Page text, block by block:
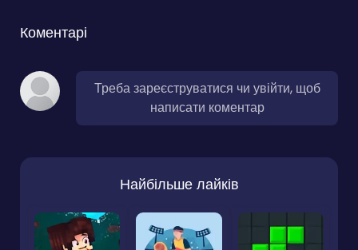
Коментарі
Треба зареєструватися чи увійти, щоб
написати коментар
Найбільше лайків